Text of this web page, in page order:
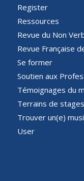
Register
Ressources
Revue du Non
Revue Française
Se former
Soutien aux
Témoignages du
Terrains de stages
Trouver un(e)
User